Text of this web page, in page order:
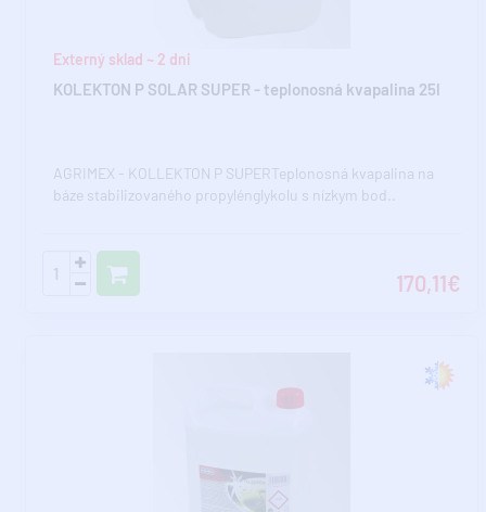
Externý sklad ~ 2 dni
KOLEKTON P SOLAR SUPER - teplonosná kvapalina 25l
AGRIMEX - KOLLEKTON P SUPERTeplonosná kvapalina na
báze stabilizovaného propylénglykolu s nízkym bod..
170,11€